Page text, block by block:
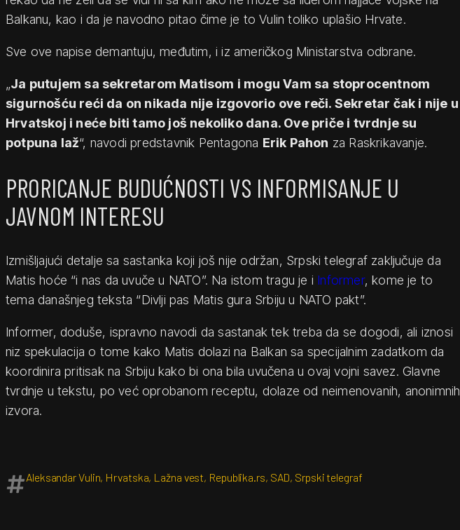
Balkanu, kao i da je navodno pitao čime je to Vulin toliko uplašio Hrvate.
Sve ove napise demantuju, međutim, i iz američkog Ministarstva odbrane.
„Ja putujem sa sekretarom Matisom i mogu Vam sa stoprocentnom
sigurnošću reći da on nikada nije izgovorio ove reči. Sekretar čak i nije u
Hrvatskoj i neće biti tamo još nekoliko dana. Ove priče i tvrdnje su
potpuna laž“, navodi predstavnik Pentagona Erik Pahon za Raskrikavanje.
PRORICANJE BUDUĆNOSTI VS INFORMISANJE U
JAVNOM INTERESU
Izmišljajući detalje sa sastanka koji još nije održan, Srpski telegraf zaključuje da
Matis hoće “i nas da uvuče u NATO”. Na istom tragu je i Informer, kome je to
tema današnjeg teksta “Divlji pas Matis gura Srbiju u NATO pakt”.
Informer, doduše, ispravno navodi da sastanak tek treba da se dogodi, ali iznosi
niz spekulacija o tome kako Matis dolazi na Balkan sa specijalnim zadatkom da
koordinira pritisak na Srbiju kako bi ona bila uvučena u ovaj vojni savez. Glavne
tvrdnje u tekstu, po već oprobanom receptu, dolaze od neimenovanih, anonimnih
izvora.
Aleksandar Vulin, Hrvatska, Lažna vest, Republika.rs, SAD, Srpski telegraf